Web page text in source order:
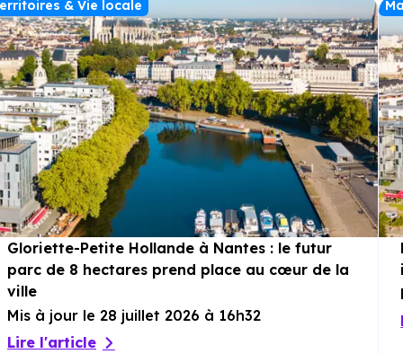
de savourer les beaux jours dans un
environnement calme et naturel. Une belle
opportunité pour devenir propriétaire dans
un village au charme breton.
& Vie locale
Gloriette-Petite Hollande à Nantes : le futur
parc de 8 hectares prend place au cœur de la
ville
Mis à jour le 28 juillet 2026 à 16h32
Lire l'article